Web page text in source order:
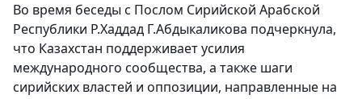
Во время беседы с Послом Сирийской Арабской
Республики Р.Хаддад Г.Абдыкаликова подчеркнула,
что Казахстан поддерживает усилия
международного сообщества, а также шаги
сирийских властей и оппозиции, направленные на